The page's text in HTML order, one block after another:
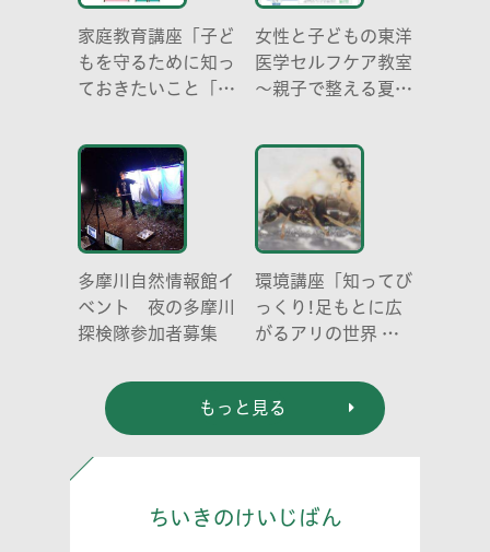
家庭教育講座「子ど
もを守るために知っ
ておきたいこと「プ
どう伝える? (幼児
編)」
女性と子どもの東洋
医学セルフケア教室
～親子で整える夏休
らだ～
多摩川自然情報館イ
ベント 夜の多摩川
探検隊参加者募集
環境講座「知ってび
っくり!足もとに広
がるアリの世界 ア
成り立ち、生態系に
おける役割」
もっと見る
ちいきのけいじばん